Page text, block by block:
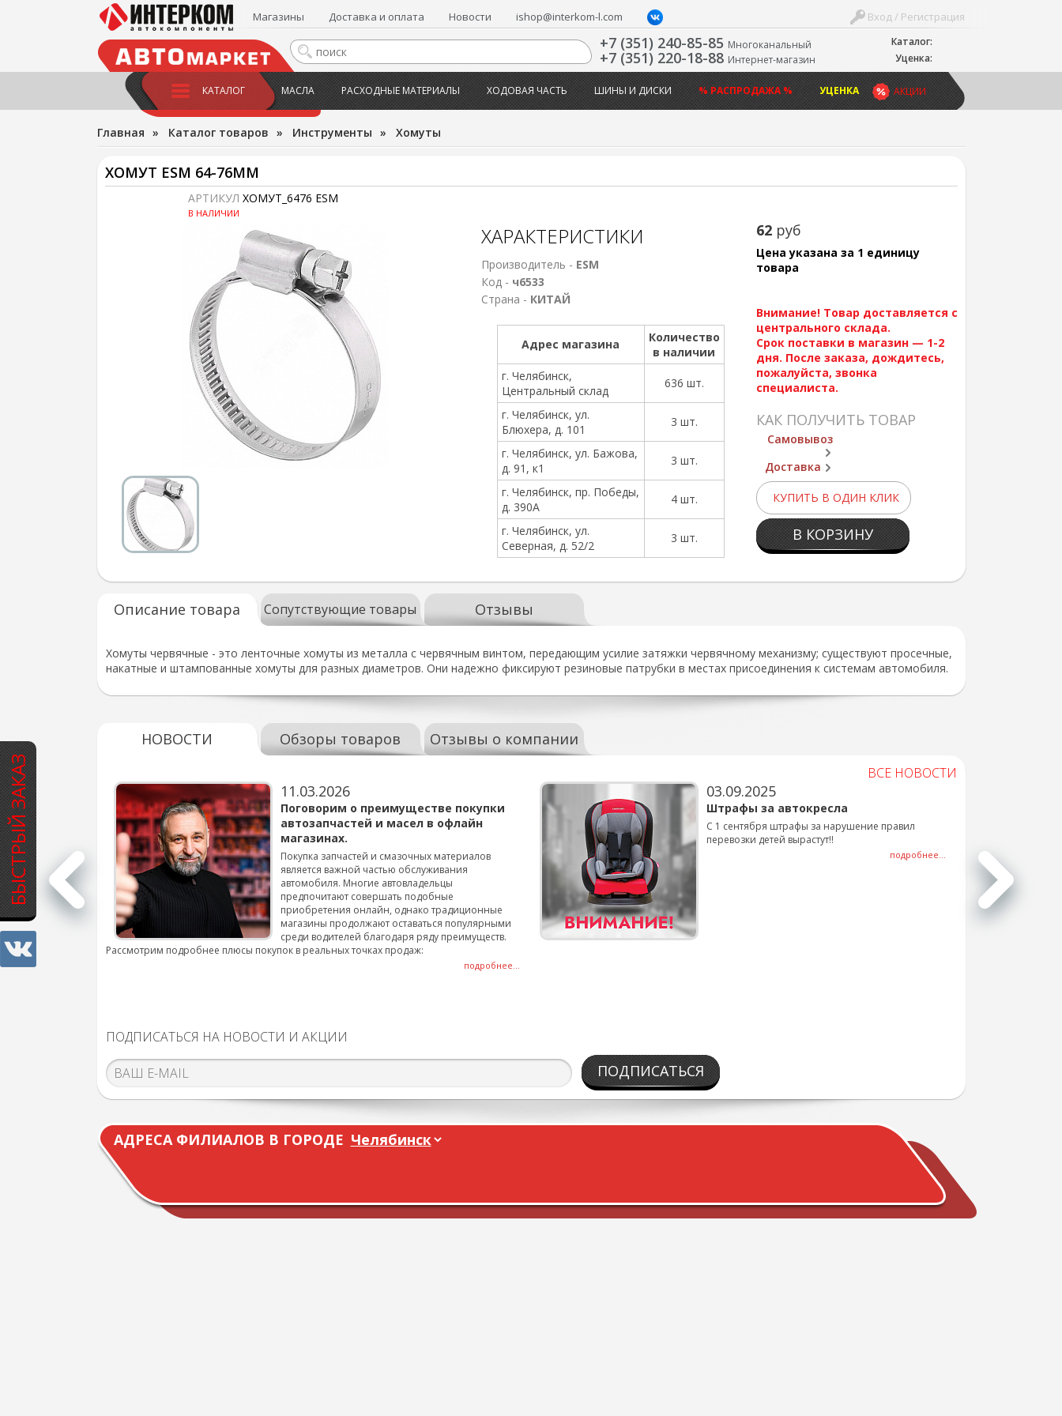
БЫСТРЫЙ ЗАКАЗ
Каталог:
Уценка:
Вход / Регистрация
Магазины Доставка и оплата Новости ishop@interkom-l.com
+7 (351) 240-85-85 Многоканальный
+7 (351) 220-18-88 Интернет-магазин
АКЦИИ
КАТАЛОГ МАСЛА РАСХОДНЫЕ МАТЕРИАЛЫ ХОДОВАЯ ЧАСТЬ ШИНЫ И ДИСКИ % РАСПРОДАЖА % УЦЕНКА
Главная » Каталог товаров » Инструменты » Хомуты
ХОМУТ ESM 64-76ММ
АРТИКУЛ ХОМУТ_6476 ESM
В НАЛИЧИИ
62 руб
Цена указана за 1 единицу
товара
Внимание! Товар доставляется с
центрального склада.
Срок поставки в магазин — 1-2
дня. После заказа, дождитесь,
пожалуйста, звонка
специалиста.
КАК ПОЛУЧИТЬ ТОВАР
Самовывоз
Доставка
КУПИТЬ В ОДИН КЛИК
В КОРЗИНУ
ХАРАКТЕРИСТИКИ
Производитель - ESM
Код - ч6533
Страна - КИТАЙ
Адрес магазина
Количество
в наличии
г. Челябинск,
Центральный склад
636 шт.
г. Челябинск, ул.
Блюхера, д. 101
3 шт.
г. Челябинск, ул. Бажова,
д. 91, к1
3 шт.
г. Челябинск, пр. Победы,
д. 390А
4 шт.
г. Челябинск, ул.
Северная, д. 52/2
3 шт.
Описание товара Сопутствующие товары Отзывы
Хомуты червячные - это ленточные хомуты из металла с червячным винтом, передающим усилие затяжки червячному механизму; существуют просечные,
накатные и штампованные хомуты для разных диаметров. Они надежно фиксируют резиновые патрубки в местах присоединения к системам автомобиля.
НОВОСТИ Обзоры товаров Отзывы о компании
ВСЕ НОВОСТИ
для
смены шин на
подробнее...
11.03.2026
Поговорим о преимуществе покупки
автозапчастей и масел в офлайн
магазинах.
Покупка запчастей и смазочных материалов
является важной частью обслуживания
автомобиля. Многие автовладельцы
предпочитают совершать подобные
приобретения онлайн, однако традиционные
магазины продолжают оставаться популярными
среди водителей благодаря ряду преимуществ.
Рассмотрим подробнее плюсы покупок в реальных точках продаж:
подробнее...
03.09.2025
Штрафы за автокресла
С 1 сентября штрафы за нарушение правил
перевозки детей вырастут!!
подробнее...
ПОДПИСАТЬСЯ НА НОВОСТИ И АКЦИИ
ПОДПИСАТЬСЯ
АДРЕСА ФИЛИАЛОВ В ГОРОДЕ